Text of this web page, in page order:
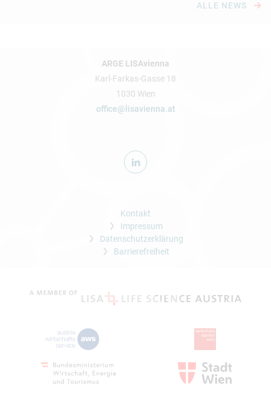
ALLE NEWS
ARGE LISAvienna
Karl-Farkas-Gasse 18
1030 Wien
office@lisavienna.at
Kontakt
Impressum
Datenschutzerklärung
Barrierefreiheit